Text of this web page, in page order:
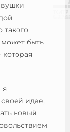
такого
может быть
которая
я
своей идее,
новый